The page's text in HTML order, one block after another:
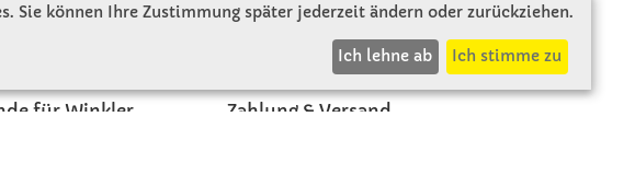
für Winkler
Zahlung & Versand
Sie können Ihre Zustimmung später jederzeit ändern oder zurückziehen.
Ich lehne ab Ich stimme zu